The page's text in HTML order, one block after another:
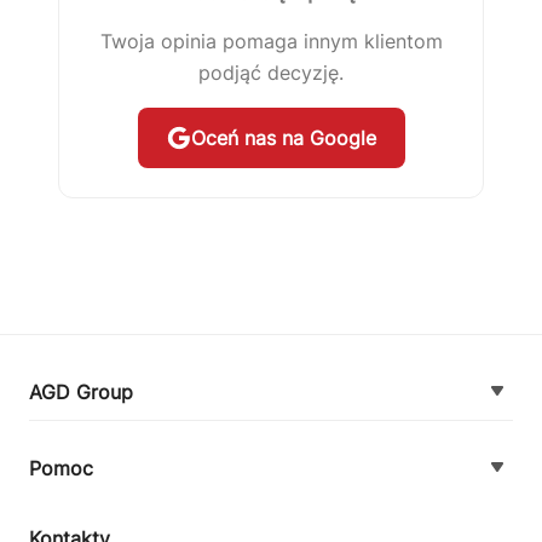
Twoja opinia pomaga innym klientom
podjąć decyzję.
Oceń nas na Google
AGD Group
Pomoc
Zamówienie i płatność